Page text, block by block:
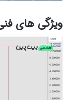
ویژگی های